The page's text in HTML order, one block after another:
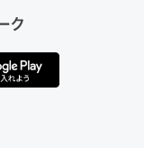
るはず……
by LIFULL介護